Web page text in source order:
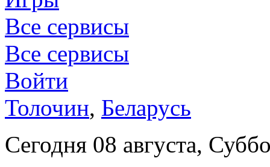
Все сервисы
Все сервисы
Войти
Толочин, Беларусь
Сегодня 08 августа,